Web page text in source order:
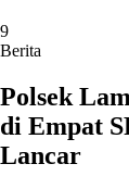
9
Berita
Polsek
di Empat
Lancar